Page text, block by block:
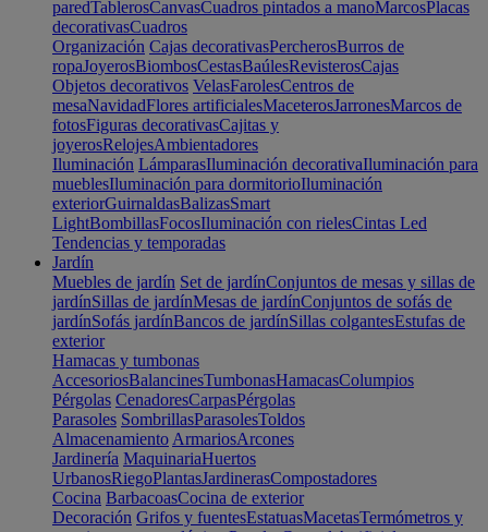
paredTablerosCanvasCuadros pintados a manoMarcosPlacas
decorativasCuadros
Organización Cajas decorativasPercherosBurros de
ropaJoyerosBiombosCestasBaúlesRevisterosCajas
Objetos decorativos VelasFarolesCentros de
mesaNavidadFlores artificialesMaceterosJarronesMarcos de
fotosFiguras decorativasCajitas y
joyerosRelojesAmbientadores
Iluminación LámparasIluminación decorativaIluminación para
mueblesIluminación para dormitorioIluminación
exteriorGuirnaldasBalizasSmart
LightBombillasFocosIluminación con rielesCintas Led
Tendencias y temporadas
Jardín
Muebles de jardín Set de jardínConjuntos de mesas y sillas de
jardínSillas de jardínMesas de jardínConjuntos de sofás de
jardínSofás jardínBancos de jardínSillas colgantesEstufas de
exterior
Hamacas y tumbonas
AccesoriosBalancinesTumbonasHamacasColumpios
Pérgolas CenadoresCarpasPérgolas
Parasoles SombrillasParasolesToldos
Almacenamiento ArmariosArcones
Jardinería MaquinariaHuertos
UrbanosRiegoPlantasJardinerasCompostadores
Cocina BarbacoasCocina de exterior
Decoración Grifos y fuentesEstatuasMacetasTermómetros y